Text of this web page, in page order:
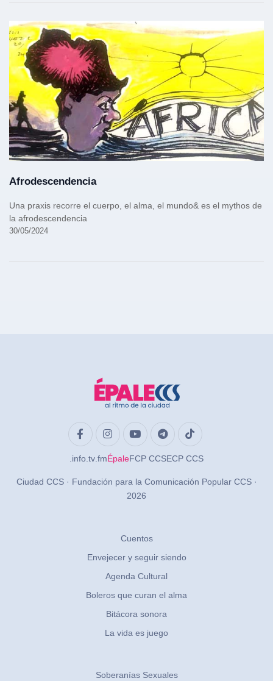
Afrodescendencia
Una praxis recorre el cuerpo, el alma, el mundo& es el mythos de
la afrodescendencia
30/05/2024
.info .tv .fmÉpaleFCP CCSECP CCS
Ciudad CCS · Fundación para la Comunicación Popular CCS ·
2026
Cuentos
Envejecer y seguir siendo
Agenda Cultural
Boleros que curan el alma
Bitácora sonora
La vida es juego
Soberanías Sexuales